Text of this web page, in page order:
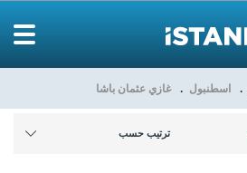
اسطنبول غازي عثمان باشا
ترتيب حسب